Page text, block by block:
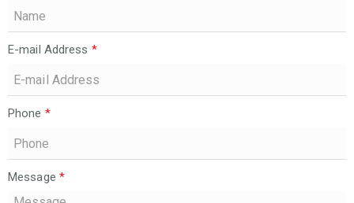
E-mail Address *
Phone *
Message *